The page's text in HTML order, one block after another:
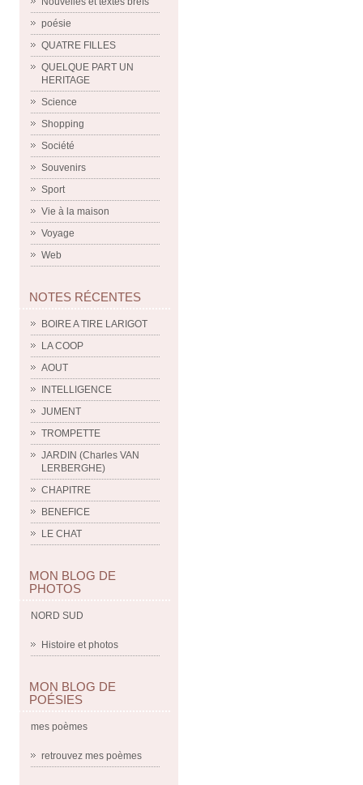
poésie
QUATRE FILLES
QUELQUE PART UN
HERITAGE
Science
Shopping
Société
Souvenirs
Sport
Vie à la maison
Voyage
Web
NOTES RÉCENTES
BOIRE A TIRE LARIGOT
LA COOP
AOUT
INTELLIGENCE
JUMENT
TROMPETTE
JARDIN (Charles VAN
LERBERGHE)
CHAPITRE
BENEFICE
LE CHAT
MON BLOG DE
PHOTOS
NORD SUD
Histoire et photos
MON BLOG DE
POÉSIES
mes poèmes
retrouvez mes poèmes